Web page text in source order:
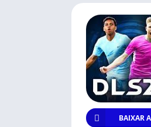
BAIXAR